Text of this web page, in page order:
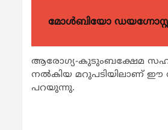
മോൾബിയോ
ആരോഗ്യ-കുടുംബക്ഷേമ
നല്‍കിയ മറുപടിയിലാണ് ഈ
പറയുന്നു.